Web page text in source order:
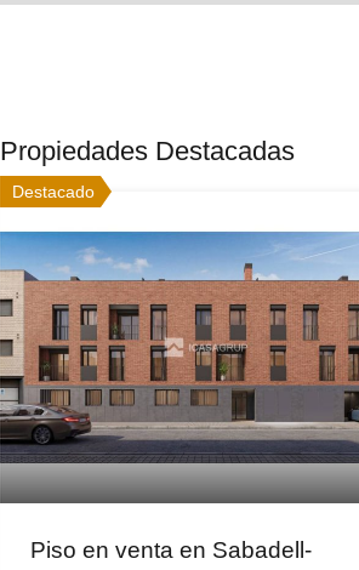
Propiedades Destacadas
Destacado
Piso en venta en Sabadell-